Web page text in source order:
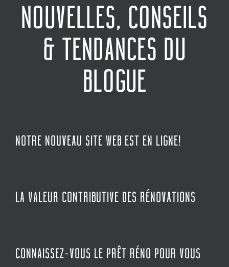
NOUVELLES, CONSEILS
& TENDANCES DU
BLOGUE
NOTRE NOUVEAU SITE WEB EST EN LIGNE!
LA VALEUR CONTRIBUTIVE DES RÉNOVATIONS
CONNAISSEZ-VOUS LE PRÊT RÉNO POUR VOUS
VOS AFFAIRES...
ARTICLES RÉCENTS
Notre nouveau site Web est en ligne!
concrétiser votre projet de rénovation?